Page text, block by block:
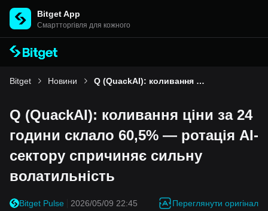
Bitget App
Cмартторгівля для кожного
Bitget Новини Q (QuackAI): коливання ціни за 24 години склало 60,5% — ротація AI-сектору спричиняє сильну волатильність
Q (QuackAI): коливання ціни за 24
години склало 60,5% — ротація AI-
сектору спричиняє сильну
волатильність
Bitget Pulse 2026/05/09 22:45
Переглянути оригінал